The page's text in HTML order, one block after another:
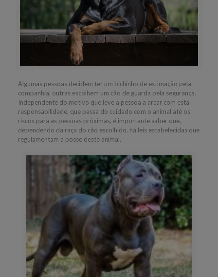
Algumas pessoas decidem ter um bichinho de estimação pela
companhia, outras escolhem um cão de guarda pela segurança.
Independente do motivo que leve a pessoa a arcar com esta
responsabilidade, que passa do cuidado com o animal até os
riscos para as pessoas próximas, é importante saber que,
dependendo da raça do cão escolhido, há leis estabelecidas que
regulamentam a posse deste animal.